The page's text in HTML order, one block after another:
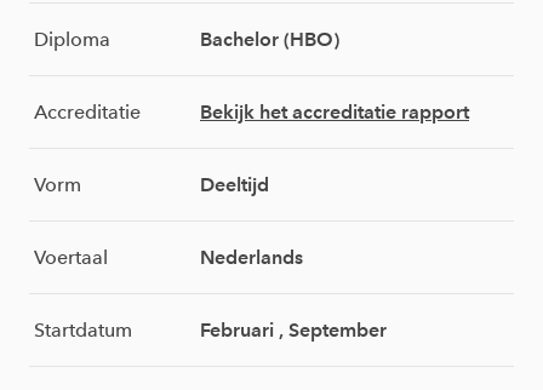
Diploma Bachelor (HBO)
Accreditatie Bekijk het accreditatie rapport
Vorm Deeltijd
Voertaal Nederlands
Startdatum Februari , September